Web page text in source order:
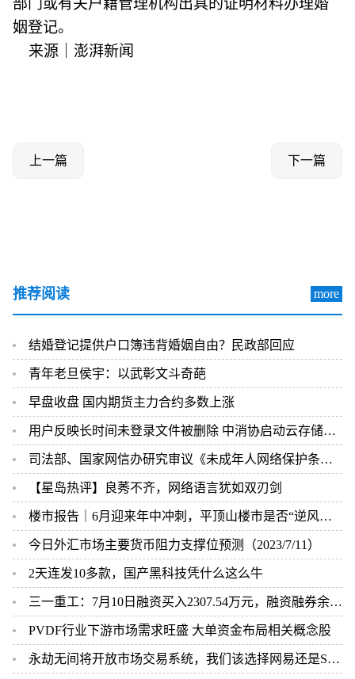
部门或有关户籍管理机构出具的证明材料办理婚
姻登记。
来源｜澎湃新闻
上一篇 下一篇
推荐阅读 more
结婚登记提供户口簿违背婚姻自由？民政部回应
青年老旦侯宇：以武彰文斗奇葩
早盘收盘 国内期货主力合约多数上涨
用户反映长时间未登录文件被删除 中消协启动云存储安全消费监督工作
司法部、国家网信办研究审议《未成年人网络保护条例（草案）》
【星岛热评】​良莠不齐，网络语言犹如双刃剑
楼市报告｜6月迎来年中冲刺，平顶山楼市是否“逆风翻盘”?
今日外汇市场主要货币阻力支撑位预测（2023/7/11）
2天连发10多款，国产黑科技凭什么这么牛
三一重工：7月10日融资买入2307.54万元，融资融券余额26.08亿元
PVDF行业下游市场需求旺盛 大单资金布局相关概念股
永劫无间将开放市场交易系统，我们该选择网易还是Steam